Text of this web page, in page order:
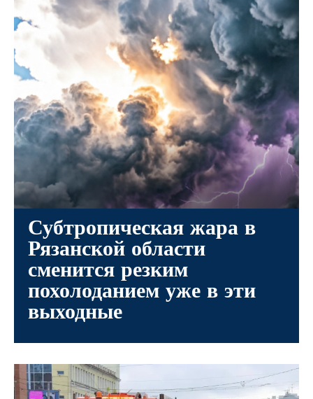
Субтропическая жара в
Рязанской области
сменится резким
похолоданием уже в эти
выходные